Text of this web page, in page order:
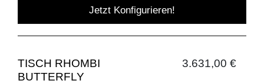
Jetzt Konfigurieren!
TISCH RHOMBI
BUTTERFLY
3.631,00 €